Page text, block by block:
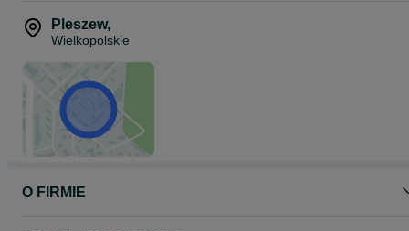
Pleszew,
Wielkopolskie
O FIRMIE